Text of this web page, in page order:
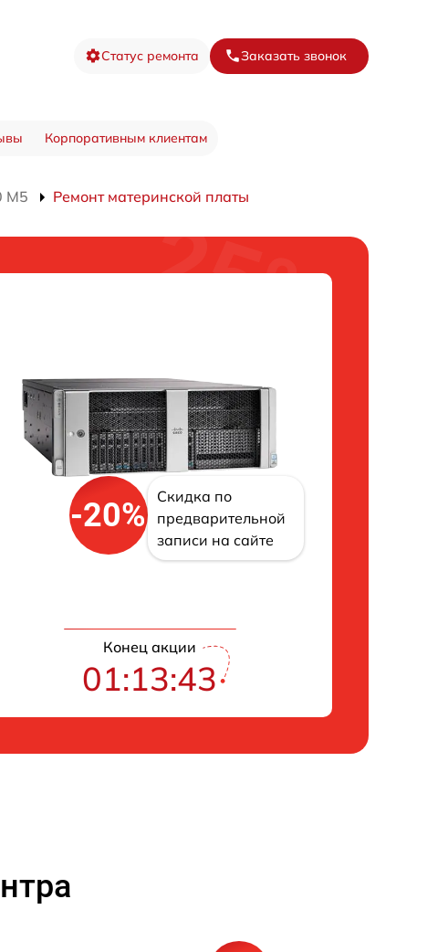
Статус ремонта Заказать звонок
Корпоративным клиентам
M5 Ремонт материнской платы
-20%
Скидка по
предварительной
записи на сайте
Конец акции
01:13:42